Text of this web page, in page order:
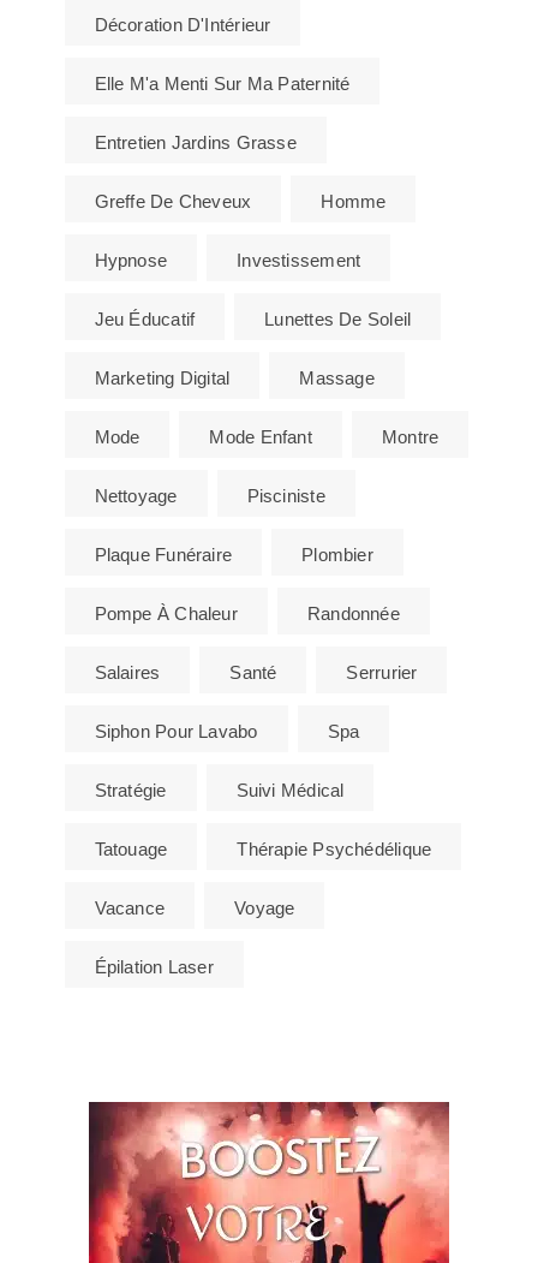
Décoration D'Intérieur
Elle M'a Menti Sur Ma Paternité
Entretien Jardins Grasse
Greffe De Cheveux Homme
Hypnose Investissement
Jeu Éducatif Lunettes De Soleil
Marketing Digital Massage
Mode Mode Enfant Montre
Nettoyage Pisciniste
Plaque Funéraire Plombier
Pompe À Chaleur Randonnée
Salaires Santé Serrurier
Siphon Pour Lavabo Spa
Stratégie Suivi Médical
Tatouage Thérapie Psychédélique
Vacance Voyage
Épilation Laser